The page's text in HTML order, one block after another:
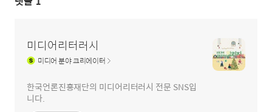
미디어리터러시
미디어분야 크리에이터
한국언론진흥재단의 미디어리터러시 전문 SNS입
니다.